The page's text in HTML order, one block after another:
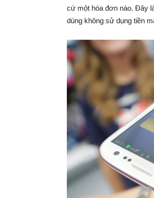
cứ một hóa đơn nào. Đây
dùng không sử dụng tiền